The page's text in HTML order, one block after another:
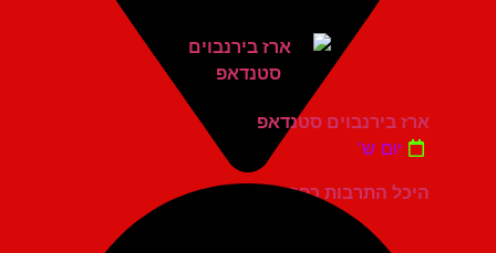
היכל התרבות כפר סבא
ארז בירנבוים סטנדאפ
יום ש'